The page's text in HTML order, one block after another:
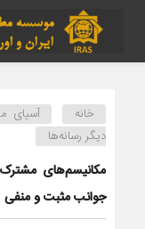
خانه آسیای
دیگر رسانه‌ها
مکانیسم‌های
جوانب مثبت و منفی